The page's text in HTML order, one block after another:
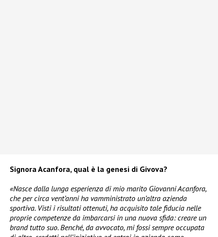
Signora Acanfora, qual è la genesi di Givova?
«Nasce dalla lunga esperienza di mio marito Giovanni Acanfora,
che per circa vent’anni ha vamministrato un’altra azienda
sportiva. Visti i risultati ottenuti, ha acquisito tale fiducia nelle
proprie competenze da imbarcarsi in una nuova sfida: creare un
brand tutto suo. Benché, da avvocato, mi fossi sempre occupata